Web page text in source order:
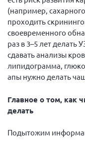
(например,
проходить
своевременного
раз в 3–5 лет
сдавать анализы
липидограмма,
апы нужно делать
Главное о том, как
делать
Подытожим